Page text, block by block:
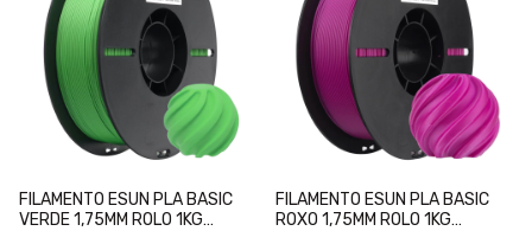
FILAMENTO ESUN PLA BASIC
VERDE 1,75MM ROLO 1KG
FILAMENTO ESUN PLA BASIC
ROXO 1,75MM ROLO 1KG